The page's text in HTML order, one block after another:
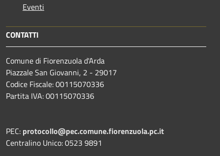
Eventi
CONTATTI
Comune di Fiorenzuola d'Arda
Piazzale San Giovanni, 2 - 29017
Codice Fiscale: 00115070336
Partita IVA: 00115070336
PEC: protocollo@pec.comune.fiorenzuola.pc.it
Centralino Unico: 0523 9891